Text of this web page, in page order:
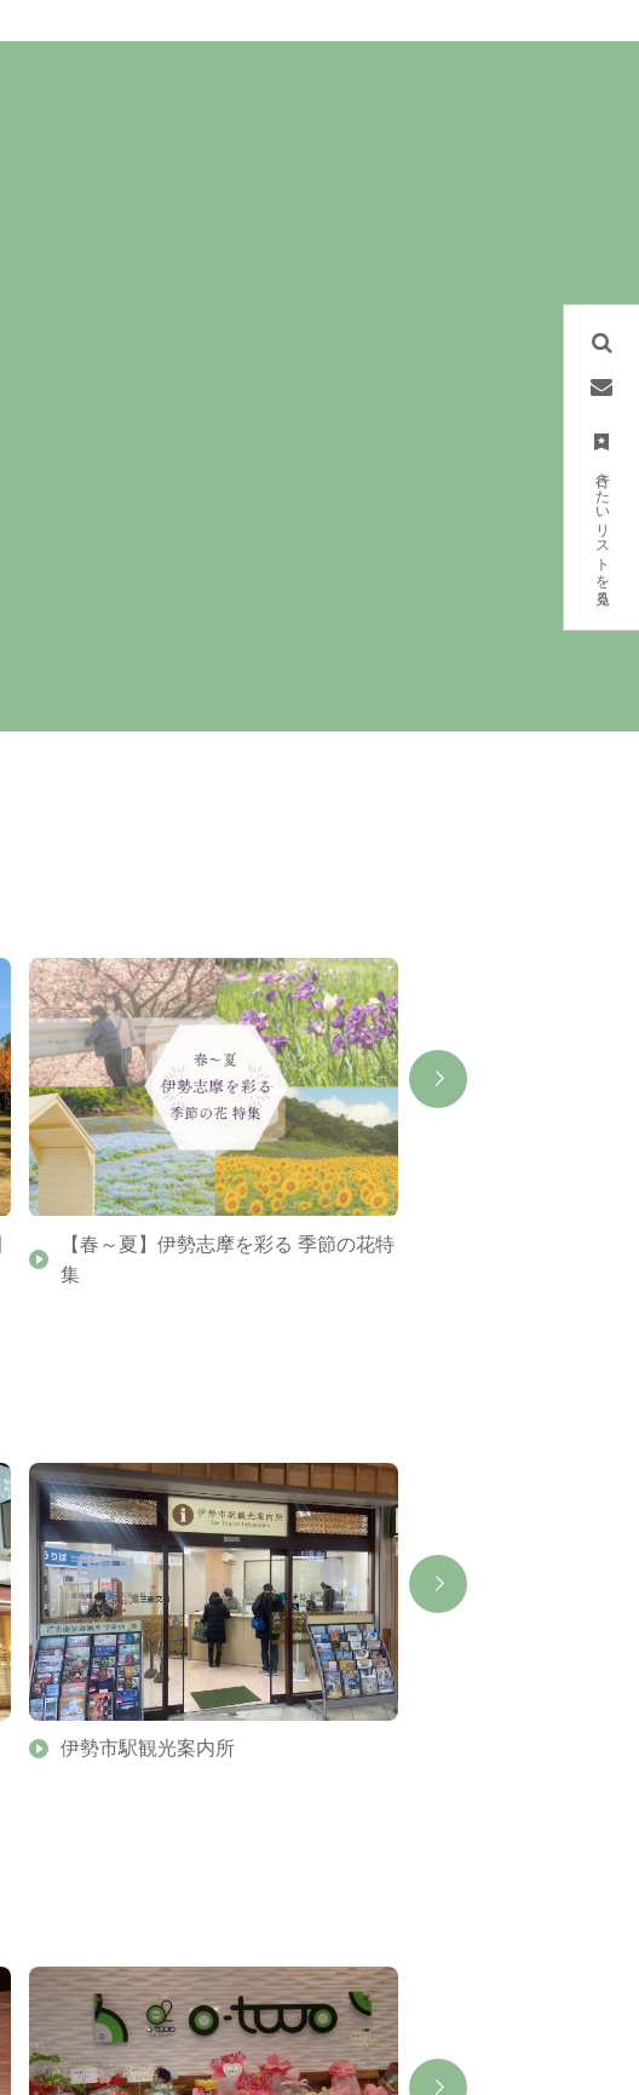
行きたいリストを見る
【春～夏】伊勢志摩を彩る 季節の花特
集
伊勢市駅観光案内所